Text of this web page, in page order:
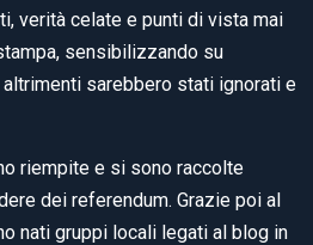
verità celate e punti di vista mai
sensibilizzando su
sarebbero stati ignorati e
riempite e si sono raccolte
dei referendum. Grazie poi al
nati gruppi locali legati al blog in